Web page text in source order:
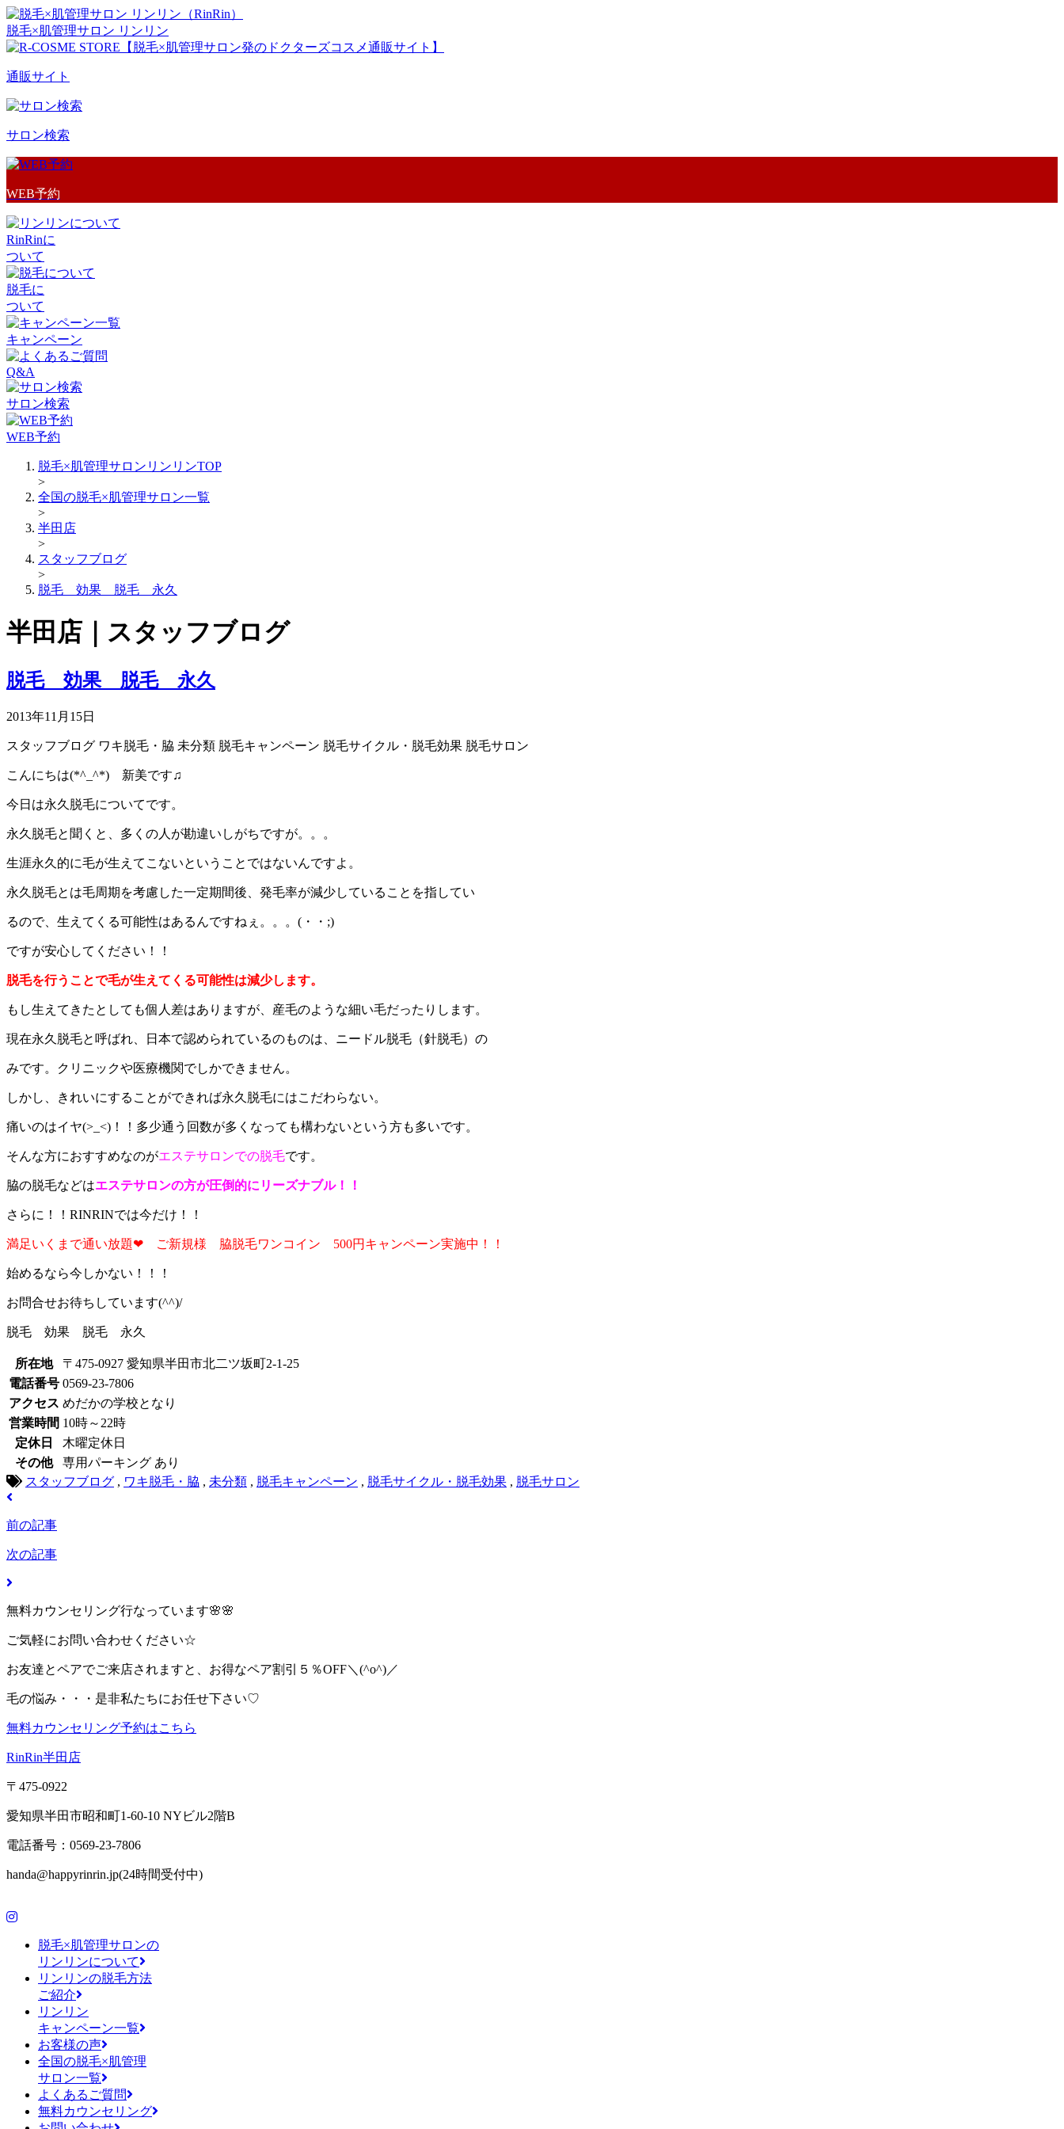
脱毛×肌管理サロン リンリン
通販サイト
サロン検索
WEB予約
RinRinに
ついて
脱毛に
ついて
キャンペーン
Q&A
サロン検索
WEB予約
脱毛×肌管理サロンリンリンTOP
>
全国の脱毛×肌管理サロン一覧
>
半田店
>
スタッフブログ
>
脱毛 効果 脱毛 永久
半田店｜スタッフブログ
脱毛 効果 脱毛 永久
2013年11月15日
スタッフブログ ワキ脱毛・脇 未分類 脱毛キャンペーン 脱毛サイクル・脱毛効果 脱毛サロン
こんにちは(*^_^*) 新美です♫
今日は永久脱毛についてです。
永久脱毛と聞くと、多くの人が勘違いしがちですが。。。
生涯永久的に毛が生えてこないということではないんですよ。
永久脱毛とは毛周期を考慮した一定期間後、発毛率が減少していることを指してい
るので、生えてくる可能性はあるんですねぇ。。。(・・;)
ですが安心してください！！
脱毛を行うことで毛が生えてくる可能性は減少します。
もし生えてきたとしても個人差はありますが、産毛のような細い毛だったりします。
現在永久脱毛と呼ばれ、日本で認められているのものは、ニードル脱毛（針脱毛）の
みです。クリニックや医療機関でしかできません。
しかし、きれいにすることができれば永久脱毛にはこだわらない。
痛いのはイヤ(>_<)！！多少通う回数が多くなっても構わないという方も多いです。
そんな方におすすめなのがエステサロンでの脱毛です。
脇の脱毛などはエステサロンの方が圧倒的にリーズナブル！！
さらに！！RINRINでは今だけ！！
満足いくまで通い放題❤ ご新規様 脇脱毛ワンコイン 500円キャンペーン実施中！！
始めるなら今しかない！！！
お問合せお待ちしています(^^)/
脱毛 効果 脱毛 永久
所在地
〒475-0927 愛知県半田市北二ツ坂町2-1-25
電話番号 0569-23-7806
アクセス めだかの学校となり
営業時間 10時～22時
定休日
木曜定休日
その他
専用パーキング あり
スタッフブログ , ワキ脱毛・脇 , 未分類 , 脱毛キャンペーン , 脱毛サイクル・脱毛効果 , 脱毛サロン
前の記事
次の記事
無料カウンセリング行なっています🌸🌸
ご気軽にお問い合わせください☆
お友達とペアでご来店されますと、お得なペア割引５％OFF＼(^o^)／
毛の悩み・・・是非私たちにお任せ下さい♡
無料カウンセリング予約はこちら
RinRin半田店
〒475-0922
愛知県半田市昭和町1-60-10 NYビル2階B
電話番号：0569-23-7806
handa@happyrinrin.jp(24時間受付中)
脱毛×肌管理サロンの
リンリンについて
リンリンの脱毛方法
ご紹介
リンリン
キャンペーン一覧
お客様の声
全国の脱毛×肌管理
サロン一覧
よくあるご質問
無料カウンセリング